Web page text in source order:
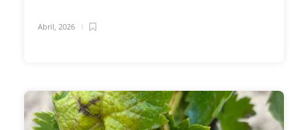
Abril, 2026